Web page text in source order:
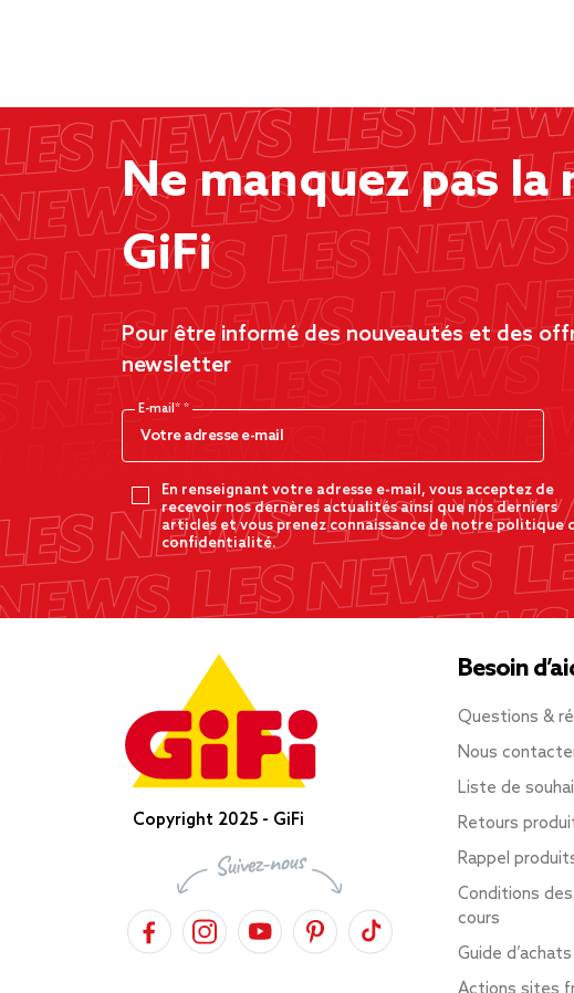
Ne manquez pas
GiFi
Pour être informé des nouveautés et des
newsletter
E-mail*
En renseignant votre adresse e-mail, vous acceptez de
recevoir nos dernères actualités ainsi que nos derniers
articles et vous prenez connaissance de notre politique
confidentialité.
Copyright 2025 - GiFi
Besoin
Questions &
Nous
Liste de
Retours
Rappel
Conditions
cours
Guide